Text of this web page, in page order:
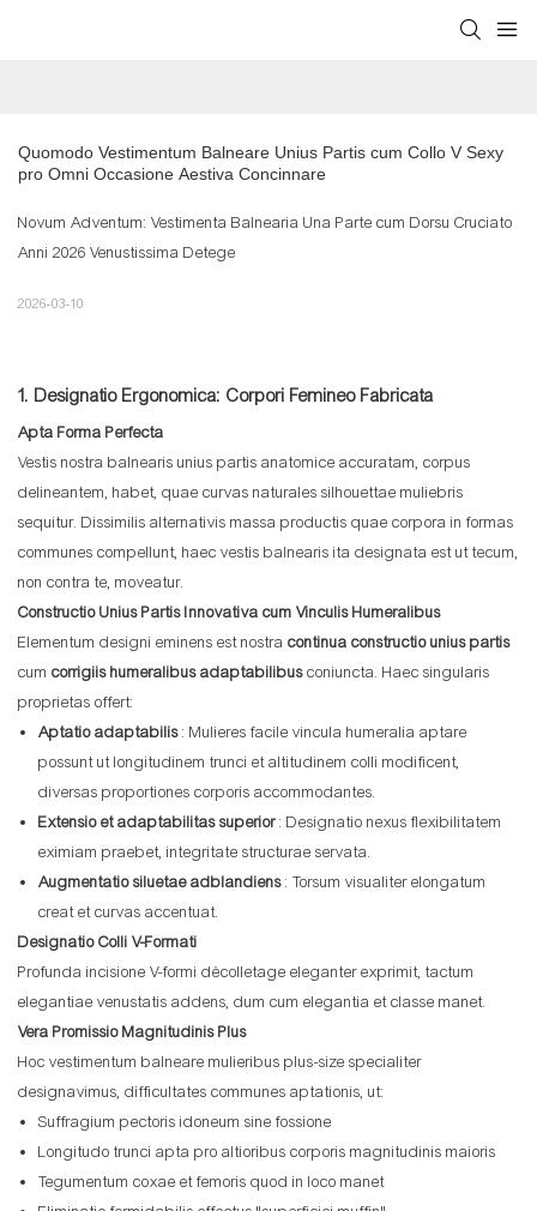
Quomodo Vestimentum Balneare Unius Partis cum Collo V Sexy
pro Omni Occasione Aestiva Concinnare
Novum Adventum: Vestimenta Balnearia Una Parte cum Dorsu Cruciato
Anni 2026 Venustissima Detege
2026-03-10
1. Designatio Ergonomica: Corpori Femineo Fabricata
Apta Forma Perfecta
Vestis nostra balnearis unius partis anatomice accuratam, corpus
delineantem, habet, quae curvas naturales silhouettae muliebris
sequitur. Dissimilis alternativis massa productis quae corpora in formas
communes compellunt, haec vestis balnearis ita designata est ut tecum,
non contra te, moveatur.
Constructio Unius Partis Innovativa cum Vinculis Humeralibus
Elementum designi eminens est nostra continua constructio unius partis
cum corrigiis humeralibus adaptabilibusconiuncta. Haec singularis
proprietas offert:
Aptatio adaptabilis: Mulieres facile vincula humeralia aptare
possunt ut longitudinem trunci et altitudinem colli modificent,
diversas proportiones corporis accommodantes.
Extensio et adaptabilitas superior: Designatio nexus flexibilitatem
eximiam praebet, integritate structurae servata.
Augmentatio siluetae adblandiens: Torsum visualiter elongatum
creat et curvas accentuat.
Designatio Colli V-Formati
Profunda incisione V-formi décolletage eleganter exprimit, tactum
elegantiae venustatis addens, dum cum elegantia et classe manet.
Vera Promissio Magnitudinis Plus
Hoc vestimentum balneare mulieribus plus-size specialiter
designavimus, difficultates communes aptationis, ut:
Suffragium pectoris idoneum sine fossione
Longitudo trunci apta pro altioribus corporis magnitudinis maioris
Tegumentum coxae et femoris quod in loco manet